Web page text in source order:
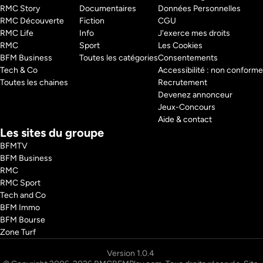
RMC Story
RMC Découverte
RMC Life
RMC
BFM Business
Tech & Co
Toutes les chaines
Documentaires
Fiction
Info
Sport
Toutes les catégories
Données Personnelles
CGU
J'exerce mes droits
Les Cookies
Consentements
Accessibilité : non conforme
Recrutement
Devenez annonceur
Jeux-Concours
Aide & contact
Les sites du groupe
BFMTV
BFM Business
RMC
RMC Sport
Tech and Co
BFM Immo
BFM Bourse
Zone Turf